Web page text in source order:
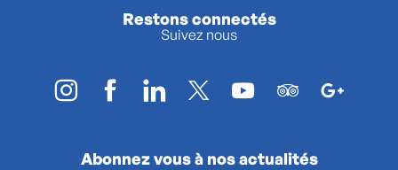
Restons connectés
Suivez nous
Abonnez vous à nos actualités